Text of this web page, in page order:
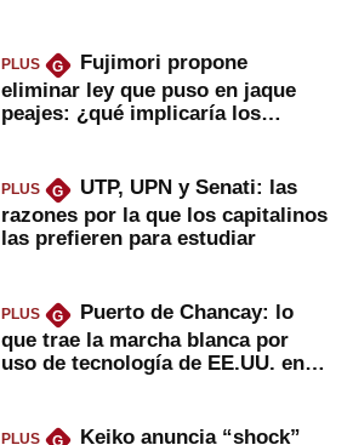
PLUS G
Fujimori propone
eliminar ley que puso en jaque
peajes: ¿qué implicaría los
PLUS G
UTP, UPN y Senati: las
razones por la que los capitalinos
las prefieren para estudiar
PLUS G
Puerto de Chancay: lo
que trae la marcha blanca por
uso de tecnología de EE.UU. en
PLUS G
Keiko anuncia “shock”